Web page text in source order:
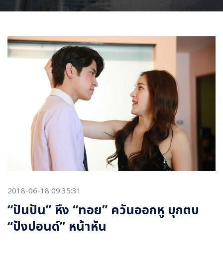
2018-06-18 09:35:31
“ปันปัน” หึง “ทอย” ควันออกหู บุกตบ
“ปังปอนด์” หน้าหัน